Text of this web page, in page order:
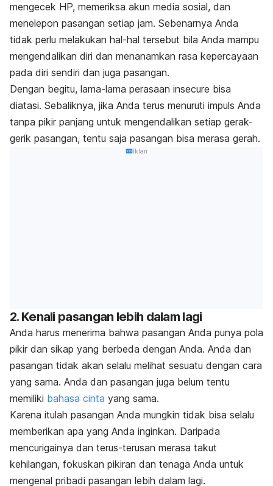
mengecek HP, memeriksa akun media sosial, dan
menelepon pasangan setiap jam. Sebenarnya Anda
tidak perlu melakukan hal-hal tersebut bila Anda mampu
mengendalikan diri dan menanamkan rasa kepercayaan
pada diri sendiri dan juga pasangan.
Dengan begitu, lama-lama perasaan insecure bisa
diatasi. Sebaliknya, jika Anda terus menuruti impuls Anda
tanpa pikir panjang untuk mengendalikan setiap gerak-
gerik pasangan, tentu saja pasangan bisa merasa gerah.
Iklan
2. Kenali pasangan lebih dalam lagi
Anda harus menerima bahwa pasangan Anda punya pola
pikir dan sikap yang berbeda dengan Anda. Anda dan
pasangan tidak akan selalu melihat sesuatu dengan cara
yang sama. Anda dan pasangan juga belum tentu
memiliki bahasa cinta yang sama.
Karena itulah pasangan Anda mungkin tidak bisa selalu
memberikan apa yang Anda inginkan. Daripada
mencurigainya dan terus-terusan merasa takut
kehilangan, fokuskan pikiran dan tenaga Anda untuk
mengenal pribadi pasangan lebih dalam lagi.